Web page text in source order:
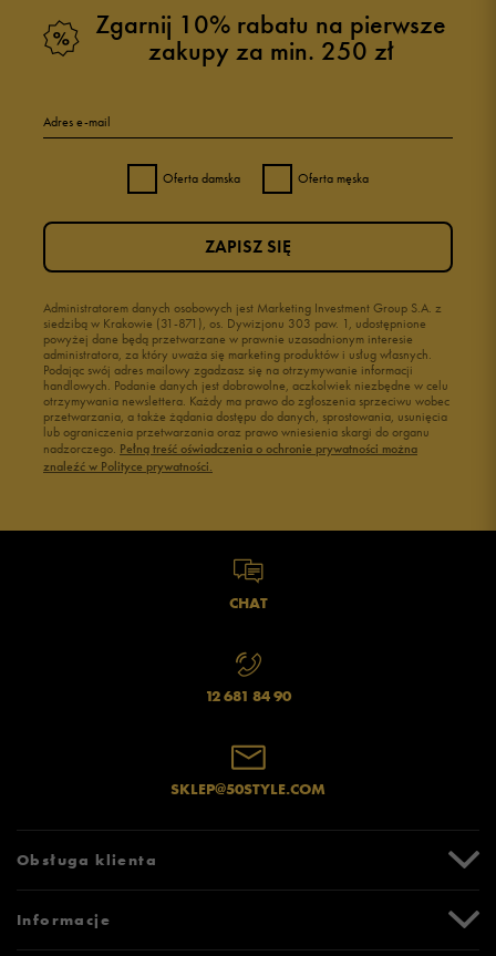
Zgarnij 10% rabatu na pierwsze
zakupy za min. 250 zł
Adres e-mail
Oferta damska Oferta męska
Administratorem danych osobowych jest Marketing Investment Group S.A. z
siedzibą w Krakowie (31-871), os. Dywizjonu 303 paw. 1, udostępnione
powyżej dane będą przetwarzane w prawnie uzasadnionym interesie
administratora, za który uważa się marketing produktów i usług własnych.
Podając swój adres mailowy zgadzasz się na otrzymywanie informacji
handlowych. Podanie danych jest dobrowolne, aczkolwiek niezbędne w celu
otrzymywania newslettera. Każdy ma prawo do zgłoszenia sprzeciwu wobec
przetwarzania, a także żądania dostępu do danych, sprostowania, usunięcia
lub ograniczenia przetwarzania oraz prawo wniesienia skargi do organu
nadzorczego. Pełną treść oświadczenia o ochronie prywatności można
znaleźć w Polityce prywatności.
ZAPISZ SIĘ
CHAT
12 681 84 90
SKLEP@50STYLE.COM
Obsługa klienta
Zwroty i reklamacje
Informacje